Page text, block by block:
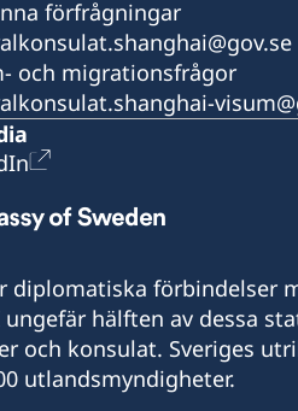
förfrågningar
och migrationsfrågor
diplomatiska förbindelser
hälften av dessa
och konsulat. Sveriges
utlandsmyndigheter.